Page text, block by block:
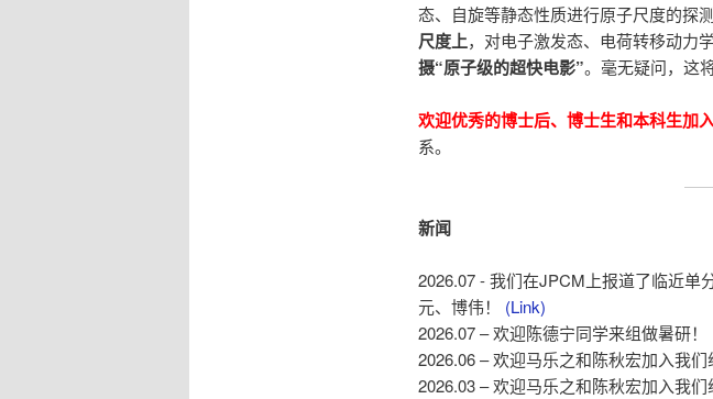
态、自旋等静态性质进行原子尺度的探
尺度上，对电子激发态、电荷转移动力
摄“原子级的超快电影”。毫无疑问，这
欢迎优秀的博士后、博士生和本科生加入
系。
新闻
2026.07 - 我们在JPCM上报道了临近单
元、博伟！ (Link)
2026.07 – 欢迎陈德宁同学来组做暑研！
2026.06 – 欢迎马乐之和陈秋宏加入我们
2026.03 – 欢迎马乐之和陈秋宏加入我们